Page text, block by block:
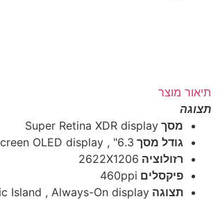
תיאור מוצר
תצוגה
מסך Super Retina XDR display
גודל מסך 6.3" , All‑screen OLED display
רזולוציה 2622X1206
פיקסלים 460ppi
תצוגה Island , Always-On display